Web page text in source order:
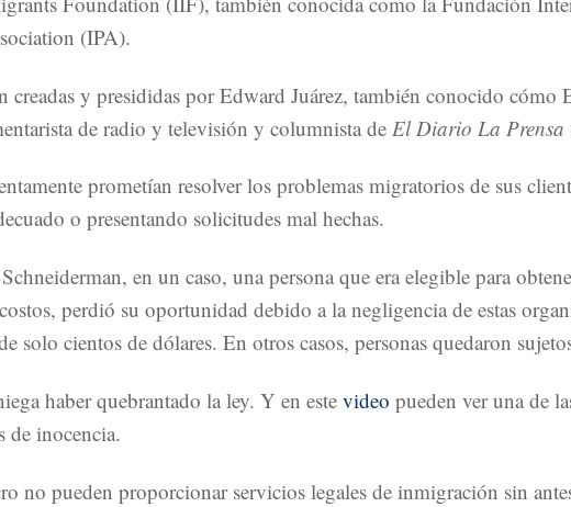
(IPA).
creadas y presididas por Edward Juárez, también conocido cómo
de radio y televisión y columnista de El Diario La Prensa
prometían resolver los problemas migratorios de sus
o presentando solicitudes mal hechas.
en un caso, una persona que era elegible para
perdió su oportunidad debido a la negligencia de estas
solo cientos de dólares. En otros casos, personas quedaron
haber quebrantado la ley. Y en este video pueden ver una de
de inocencia.
no pueden proporcionar servicios legales de inmigración sin